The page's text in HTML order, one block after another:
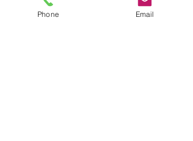
最新記事 すべて表示
Phone Email